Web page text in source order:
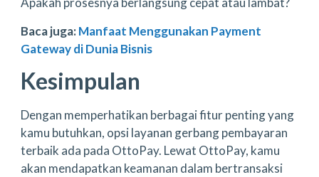
Baca juga:Manfaat Menggunakan Payment
Gateway di Dunia Bisnis
Kesimpulan
Dengan memperhatikan berbagai fitur penting yang
kamu butuhkan, opsi layanan gerbang pembayaran
terbaik ada pada OttoPay. Lewat OttoPay, kamu
akan mendapatkan keamanan dalam bertransaksi